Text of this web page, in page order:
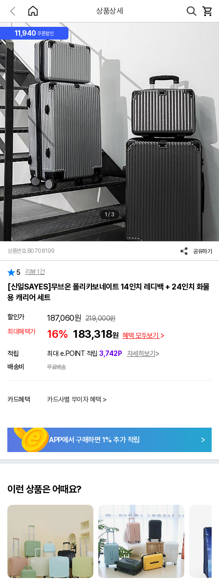
상품상세
11,940 쿠폰할인
1 / 3
상품번호 B0708199 공유하기
5 리뷰 1건
[신일SAYES]무브온 폴리카보네이트 14인치 레디백 + 24인치 화물
용 캐리어 세트
할인가 187,060원 219,000원
최대혜택가
16% 183,318원 혜택 모두보기
적립 최대 e.POINT 적립 3,742P
자세히보기
배송비
무료배송
카드혜택 카드사별 무이자 혜택 >
APP에서 구매하면 1% 추가 적립
이런 상품은 어때요?